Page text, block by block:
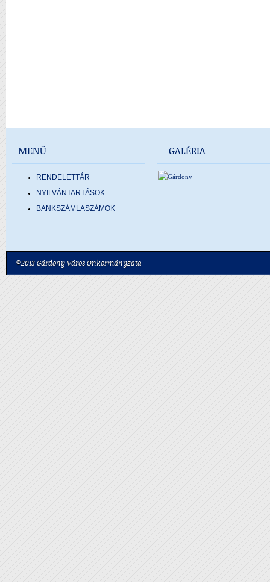
MENÜ
RENDELETTÁR
NYILVÁNTARTÁSOK
BANKSZÁMLASZÁMOK
GALÉRIA
©2013 Gárdony Város Önkormányzata